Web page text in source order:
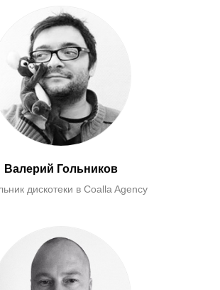
Валерий Гольников
дискотеки в Сoalla Agency